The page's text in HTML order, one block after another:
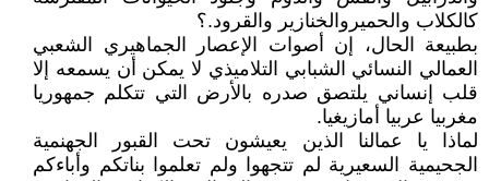
كالكلاب والحميروالخنازير والقرود.؟
بطبيعة الحال، إن أصوات الإعصار الجماهيري الشعبي
العمالي النسائي الشبابي التلاميذي لا يمكن أن يسمعه إلا
قلب إنساني يلتصق صدره بالأرض التي تتكلم جمهوريا
مغربيا عربيا أمازيغيا.
لماذا يا عمالنا الذين يعيشون تحت القبور الجهنمية
الجحيمية السعيرية لم تتجهوا ولم تعلموا بناتكم وأباءكم